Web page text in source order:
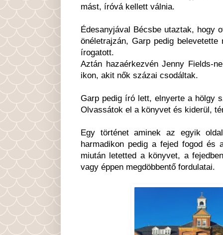
mást, íróvá kellett válnia.
Édesanyjával Bécsbe utaztak, hogy
önéletrajzán, Garp pedig
írogatott.
Aztán hazaérkezvén Jenny Fields-
ikon, akit nők százai csodáltak.
Garp pedig író lett, elnyerte a hölgy
Olvassátok el a könyvet és kiderül,
Egy történet aminek az egyik
harmadikon pedig a fejed fogod és
miután letetted a könyvet, a
vagy éppen megdöbbentő fordulatai.